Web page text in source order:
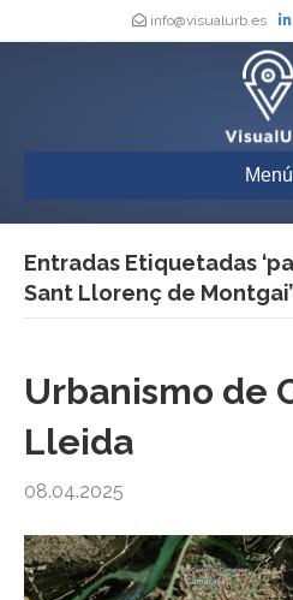
info@visualurb.es
Menú
Entradas Etiquetadas
Sant Llorenç de Montgai’
Urbanismo de
Lleida
08.04.2025